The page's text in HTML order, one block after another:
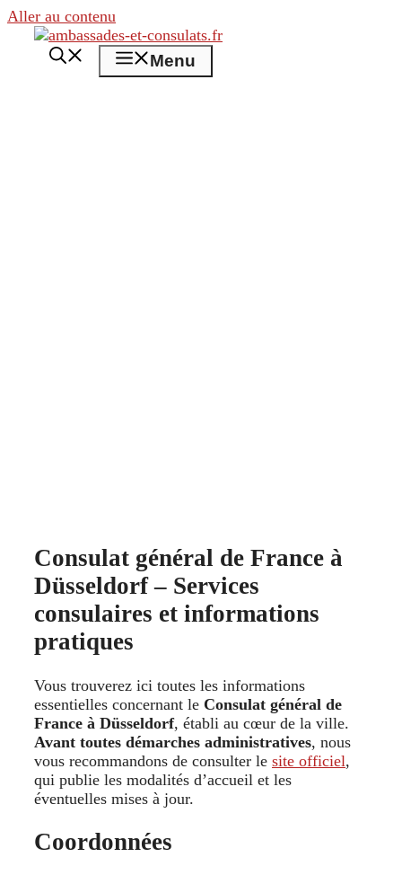
Aller au contenu
Menu
Consulat général de France à
Düsseldorf – Services
consulaires et informations
pratiques
Vous trouverez ici toutes les informations
essentielles concernant le Consulat général de
France à Düsseldorf, établi au cœur de la ville.
Avant toutes démarches administratives, nous
vous recommandons de consulter le site officiel,
qui publie les modalités d’accueil et les
éventuelles mises à jour.
Coordonnées